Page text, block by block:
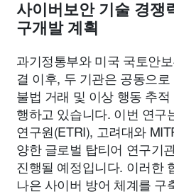
사이버보안 기술 경쟁
구개발 계획
과기정통부와 미국 국토안
결 이후, 두 기관은 공동으
불법 거래 및 이상 행동 추
행하고 있습니다. 이번 연구
연구원(ETRI), 고려대와
양한 글로벌 탑티어 연구기
진행될 예정입니다. 이러한
나은 사이버 방어 체계를 구